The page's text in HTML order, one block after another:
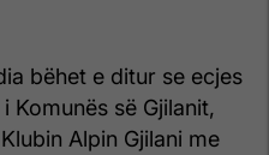
bëhet e ditur se ecjes
Komunës së Gjilanit,
Alpin Gjilani me